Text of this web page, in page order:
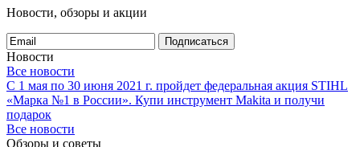
Новости, обзоры и акции
Подписаться
Новости
Все новости
С 1 мая по 30 июня 2021 г. пройдет федеральная акция STIHL
«Марка №1 в России». Купи инструмент Makita и получи
подарок
Все новости
Обзоры и советы